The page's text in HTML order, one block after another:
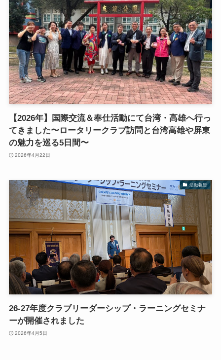
【2026年】国際交流＆奉仕活動にて台湾・高雄へ行っ
てきました〜ロータリークラブ訪問と台湾高雄や屏東
の魅力を巡る5日間〜
2026年4月22日
活動報告
26-27年度クラブリーダーシップ・ラーニングセミナ
ーが開催されました
2026年4月5日